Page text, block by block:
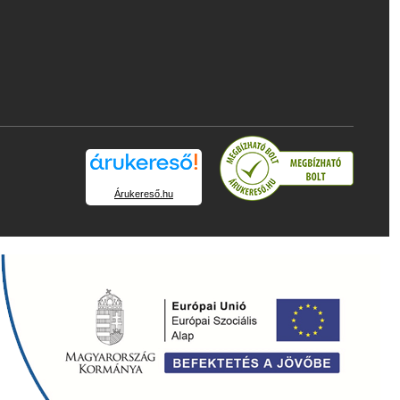
Árukereső.hu